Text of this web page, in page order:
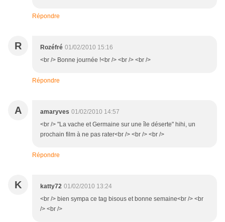
Répondre
R Rozéfré 01/02/2010 15:16
<br /> Bonne journée !<br /> <br /> <br />
Répondre
A amaryves 01/02/2010 14:57
<br /> "La vache et Germaine sur une île déserte" hihi, un
prochain film à ne pas rater<br /> <br /> <br />
Répondre
K katty72 01/02/2010 13:24
<br /> bien sympa ce tag bisous et bonne semaine<br /> <br
/> <br />